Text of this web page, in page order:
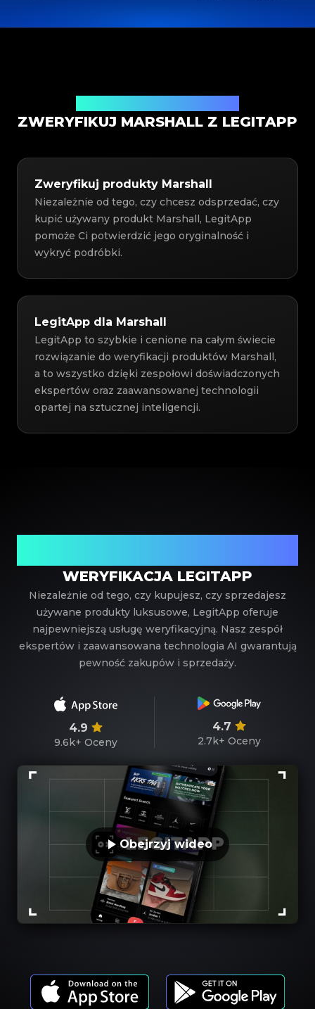
ZWERYFIKUJ MARSHALL Z LEGITAPP
Zweryfikuj produkty Marshall
Niezależnie od tego, czy chcesz odsprzedać, czy
kupić używany produkt Marshall, LegitApp
pomoże Ci potwierdzić jego oryginalność i
wykryć podróbki.
LegitApp dla Marshall
LegitApp to szybkie i cenione na całym świecie
rozwiązanie do weryfikacji produktów Marshall,
a to wszystko dzięki zespołowi doświadczonych
ekspertów oraz zaawansowanej technologii
opartej na sztucznej inteligencji.
WERYFIKACJA LEGITAPP
Niezależnie od tego, czy kupujesz, czy sprzedajesz
używane produkty luksusowe, LegitApp oferuje
najpewniejszą usługę weryfikacyjną. Nasz zespół
ekspertów i zaawansowana technologia AI gwarantują
pewność zakupów i sprzedaży.
4.9
9.6k+ Oceny
4.7
2.7k+ Oceny
Obejrzyj wideo